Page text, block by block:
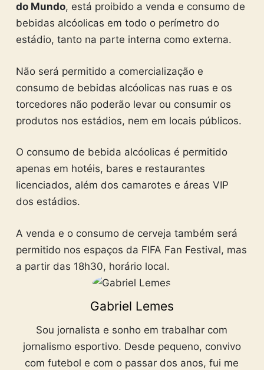
do Mundo, está proibido a venda e consumo de
bebidas alcóolicas em todo o perímetro do
estádio, tanto na parte interna como externa.
Não será permitido a comercialização e
consumo de bebidas alcóolicas nas ruas e os
torcedores não poderão levar ou consumir os
produtos nos estádios, nem em locais públicos.
O consumo de bebida alcóolicas é permitido
apenas em hotéis, bares e restaurantes
licenciados, além dos camarotes e áreas VIP
dos estádios.
A venda e o consumo de cerveja também será
permitido nos espaços da FIFA Fan Festival, mas
a partir das 18h30, horário local.
Gabriel Lemes
Sou jornalista e sonho em trabalhar com
jornalismo esportivo. Desde pequeno, convivo
com futebol e com o passar dos anos, fui me